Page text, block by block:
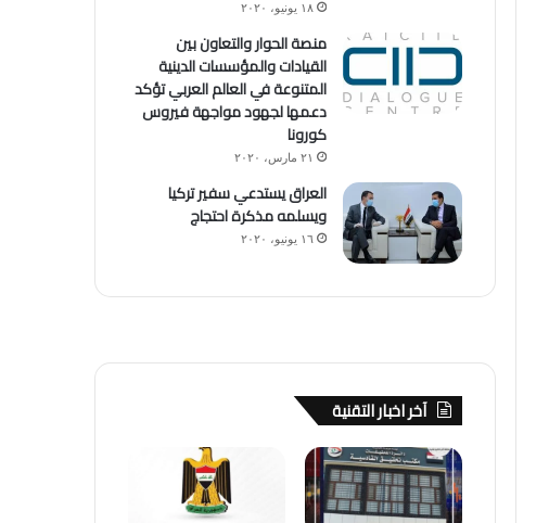
١٨ يونيو، ٢٠٢٠
منصة الحوار والتعاون بين
القيادات والمؤسسات الدينية
المتنوعة في العالم العربي تؤكد
دعمها لجهود مواجهة فيروس
كورونا
٢١ مارس، ٢٠٢٠
العراق يستدعي سفير تركيا
ويسلمه مذكرة احتجاج
١٦ يونيو، ٢٠٢٠
آخر اخبار التقنية